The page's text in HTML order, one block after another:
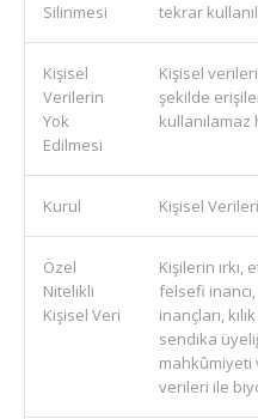
Silinmesi
tekrar
Kişisel
Verilerin
Yok
Edilmesi
Kişisel
şekilde
kullanılamaz
Kurul Kişisel
Özel
Nitelikli
Kişisel Veri
Kişilerin
felsefi
inançları,
sendika
mahkûmiyeti
verileri ile